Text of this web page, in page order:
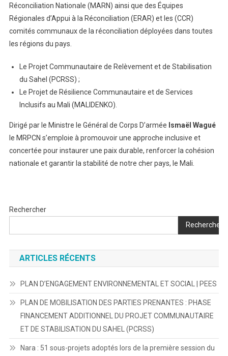
Réconciliation Nationale (MARN) ainsi que des Équipes
Régionales d’Appui à la Réconciliation (ERAR) et les (CCR)
comités communaux de la réconciliation déployées dans toutes
les régions du pays.
Le Projet Communautaire de Relèvement et de Stabilisation
du Sahel (PCRSS) ;
Le Projet de Résilience Communautaire et de Services
Inclusifs au Mali (MALIDENKO).
Dirigé par le Ministre le Général de Corps D’armée Ismaël Wagué
le MRPCN s’emploie à promouvoir une approche inclusive et
concertée pour instaurer une paix durable, renforcer la cohésion
nationale et garantir la stabilité de notre cher pays, le Mali.
Rechercher
Rechercher
ARTICLES RÉCENTS
PLAN D’ENGAGEMENT ENVIRONNEMENTAL ET SOCIAL | PEES
PLAN DE MOBILISATION DES PARTIES PRENANTES : PHASE
FINANCEMENT ADDITIONNEL DU PROJET COMMUNAUTAIRE
ET DE STABILISATION DU SAHEL (PCRSS)
Nara : 51 sous-projets adoptés lors de la première session du